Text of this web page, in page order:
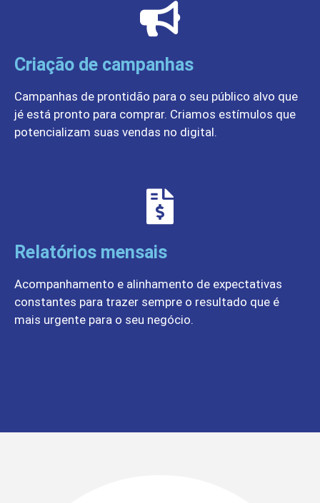
Criação de campanhas
Campanhas de prontidão para o seu público alvo que
jé está pronto para comprar. Criamos estímulos que
potencializam suas vendas no digital.
Relatórios mensais
Acompanhamento e alinhamento de expectativas
constantes para trazer sempre o resultado que é
mais urgente para o seu negócio.